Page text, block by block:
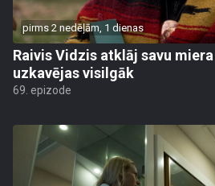
pirms 2 nedēļām, 1 dienas
Raivis Vidzis atklāj savu
uzkavējas visilgāk
69. epizode